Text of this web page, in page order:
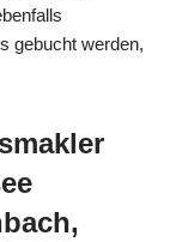
gebucht werden,